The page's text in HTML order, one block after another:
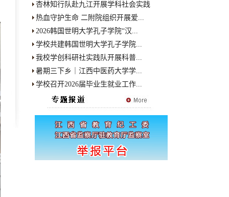
杏林知行队赴九江开展学科社会实践
热血守护生命 二附院组织开展爱...
2026韩国世明大学孔子学院“汉...
学校共建韩国世明大学孔子学院...
我校学创科研社实践队开展科普...
暑期三下乡｜江西中医药大学学...
学校召开2026届毕业生就业工作...